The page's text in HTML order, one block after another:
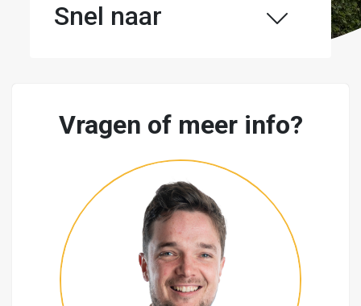
Snel naar
Vragen of meer info?